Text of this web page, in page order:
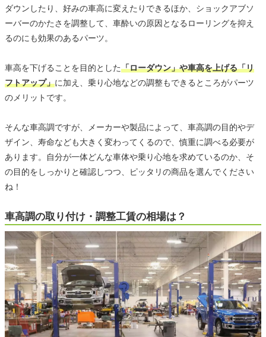
ダウンしたり、好みの車高に変えたりできるほか、ショックアブソ
ーバーのかたさを調整して、車酔いの原因となるローリングを抑え
るのにも効果のあるパーツ。
車高を下げることを目的とした「ローダウン」や車高を上げる「リ
フトアップ」に加え、乗り心地などの調整もできるところがパーツ
のメリットです。
そんな車高調ですが、メーカーや製品によって、車高調の目的やデ
ザイン、寿命なども大きく変わってくるので、慎重に調べる必要が
あります。自分が一体どんな車体や乗り心地を求めているのか、そ
の目的をしっかりと確認しつつ、ピッタリの商品を選んでください
ね！
車高調の取り付け・調整工賃の相場は？